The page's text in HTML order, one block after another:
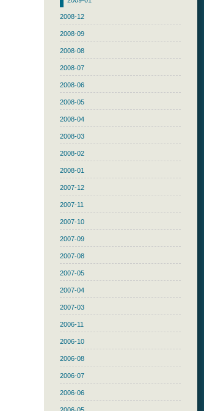
2008-12
2008-09
2008-08
2008-07
2008-06
2008-05
2008-04
2008-03
2008-02
2008-01
2007-12
2007-11
2007-10
2007-09
2007-08
2007-05
2007-04
2007-03
2006-11
2006-10
2006-08
2006-07
2006-06